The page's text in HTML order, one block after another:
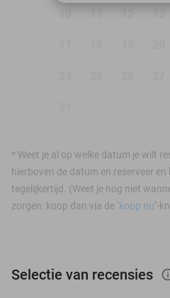
* Weet je al op welke datum je wilt
hierboven de datum en reserveer en
tegelijkertijd. (Weet je nog niet
zorgen: koop dan via de ‘koop nu’-
Selectie van recensies